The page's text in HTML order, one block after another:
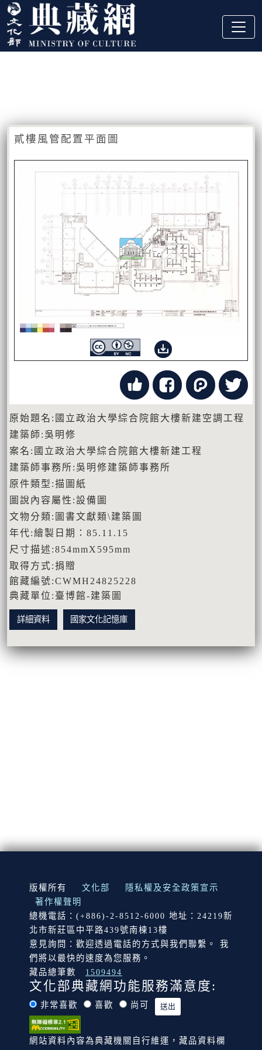
跳到主要內容
:::
貳樓風管配置平面圖
原始題名:國立政治大學綜合院館大樓新建空調工程
建築師:吳明修
案名:國立政治大學綜合院館大樓新建工程
建築師事務所:吳明修建築師事務所
原件類型:描圖紙
圖說內容屬性:設備圖
文物分類:圖書文獻類\建築圖
年代:繪製日期：85.11.15
尺寸描述:854mmX595mm
取得方式:捐贈
館藏編號:CWMH24825228
典藏單位:臺博館-建築圖
詳細資料 國家文化記憶庫
:::
版權所有 文化部
隱私權及安全政策宣示
著作權聲明
總機電話：(+886)-2-8512-6000 地址：24219新
北市新莊區中平路439號南棟13樓
意見詢問：歡迎透過電話的方式與我們聯繫。 我
們將以最快的速度為您服務。
藏品總筆數
1509494
文化部典藏網功能服務滿意度:
非常喜歡 喜歡 尚可
網站資料內容為典藏機關自行維運，藏品資料欄